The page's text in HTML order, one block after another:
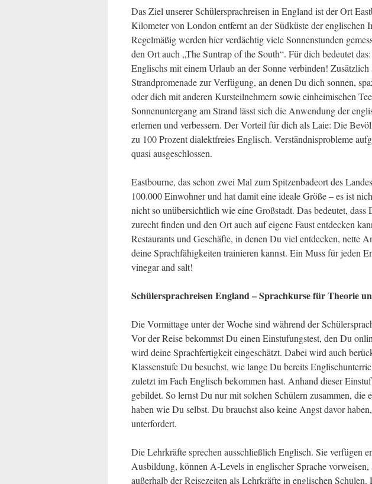
Das Ziel unserer Schülersprachreisen in England ist der Ort
Kilometer von London entfernt an der Südküste der englischen
Regelmäßig werden hier verdächtig viele Sonnenstunden
den Ort auch „The Suntrap of the South“. Für dich bedeutet
Englischs mit einem Urlaub an der Sonne verbinden!
Strandpromenade zur Verfügung, an denen Du dich sonnen,
oder dich mit anderen Kursteilnehmern sowie einheimischen
Sonnenuntergang am Strand lässt sich die Anwendung der
erlernen und verbessern. Der Vorteil für dich als Laie: Die
zu 100 Prozent dialektfreies Englisch. Verständnisprobleme
quasi ausgeschlossen.
Eastbourne, das schon zwei Mal zum Spitzenbadeort des
100.000 Einwohner und hat damit eine ideale Größe – es ist
nicht so unübersichtlich wie eine Großstadt. Das bedeutet,
zurecht finden und den Ort auch auf eigene Faust entdecken
Restaurants und Geschäfte, in denen Du viel entdecken, nette
deine Sprachfähigkeiten trainieren kannst. Ein Muss für jeden
vinegar and salt!
Schülersprachreisen England – Sprachkurse für Theorie
Die Vormittage unter der Woche sind während der
Vor der Reise bekommst Du einen Einstufungstest, den Du
wird deine Sprachfertigkeit eingeschätzt. Dabei wird auch
Klassenstufe Du besuchst, wie lange Du bereits
zuletzt im Fach Englisch bekommen hast. Anhand dieser
gebildet. So lernst Du nur mit solchen Schülern zusammen, die
haben wie Du selbst. Du brauchst also keine Angst davor
unterfordert.
Die Lehrkräfte sprechen ausschließlich Englisch. Sie verfügen
Ausbildung, können A-Levels in englischer Sprache vorweisen,
außerhalb der Reisezeiten als Lehrkräfte in englischen